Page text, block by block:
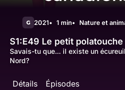
G 2021 1 min Nature et
S1:E49 Le petit polatouche
Savais-tu que... il existe un
Nord?
Détails Épisodes